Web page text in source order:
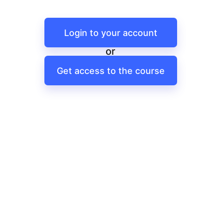
Login to your account
or
Get access to the course